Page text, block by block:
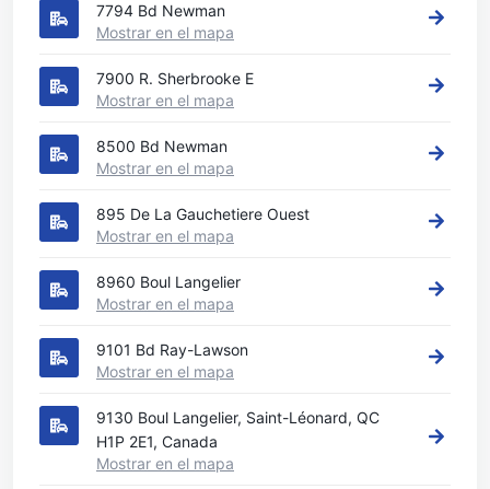
7794 Bd Newman
Mostrar en el mapa
7900 R. Sherbrooke E
Mostrar en el mapa
8500 Bd Newman
Mostrar en el mapa
895 De La Gauchetiere Ouest
Mostrar en el mapa
8960 Boul Langelier
Mostrar en el mapa
9101 Bd Ray-Lawson
Mostrar en el mapa
9130 Boul Langelier, Saint-Léonard, QC
H1P 2E1, Canada
Mostrar en el mapa